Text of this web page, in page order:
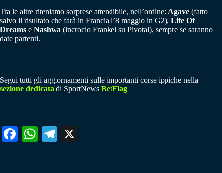
Tra le altre riteniamo sorprese attendibile, nell’ordine: Agave (fatto
salvo il risultato che farà in Francia l’8 maggio in G2), Life Of
Dreams e Nashwa (incrocio Frankel su Pivotal), sempre se saranno
date partenti.
Segui tutti gli aggiornamenti sulle importanti corse ippiche nella
sezione dedicata di SportNews BetFlag
Fa W
Te